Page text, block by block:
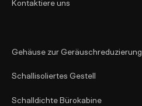
Kontaktiere uns
Gehäuse zur Geräuschreduzierung
Schallisoliertes Gestell
Schalldichte Bürokabine